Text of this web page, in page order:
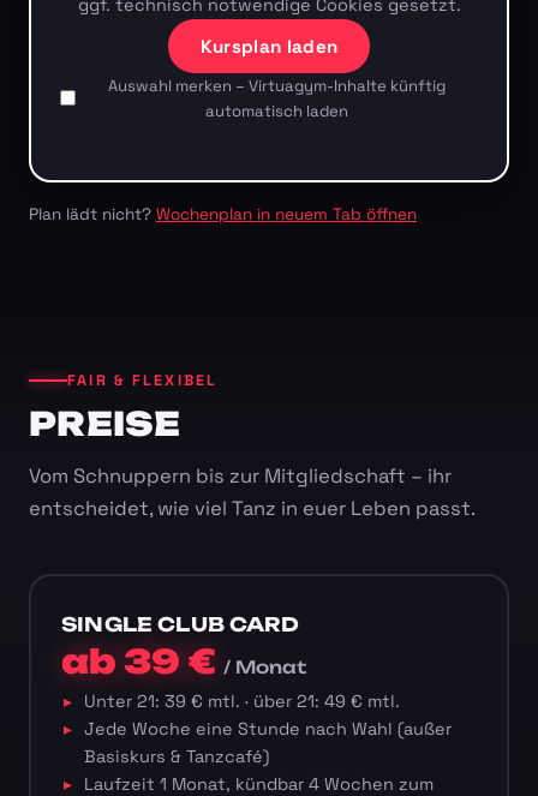
ggf. technisch notwendige Cookies gesetzt.
Kursplan laden
Auswahl merken – Virtuagym-Inhalte künftig
automatisch laden
Plan lädt nicht? Wochenplan in neuem Tab öffnen
FAIR & FLEXIBEL
PREISE
Vom Schnuppern bis zur Mitgliedschaft – ihr
entscheidet, wie viel Tanz in euer Leben passt.
SINGLE CLUB CARD
ab 39 €/ Monat
Unter 21: 39 € mtl. · über 21: 49 € mtl.
Jede Woche eine Stunde nach Wahl (außer
Basiskurs & Tanzcafé)
Laufzeit 1 Monat, kündbar 4 Wochen zum